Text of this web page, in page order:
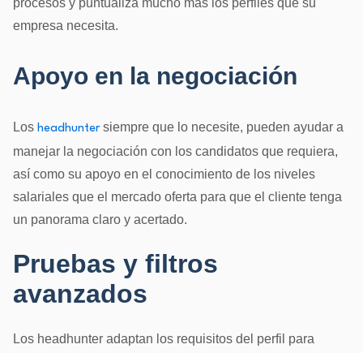
procesos y puntualiza mucho más los perfiles que su
empresa necesita.
Apoyo en la negociación
Los headhuntersiempre que lo necesite, pueden ayudar a
manejar la negociación con los candidatos que requiera,
así como su apoyo en el conocimiento de los niveles
salariales que el mercado oferta para que el cliente tenga
un panorama claro y acertado.
Pruebas y filtros
avanzados
Los headhunter adaptan los requisitos del perfil para